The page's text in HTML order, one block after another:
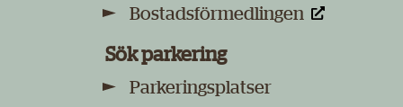
Bostadsförmedlingen
Sök parkering
Parkeringsplatser